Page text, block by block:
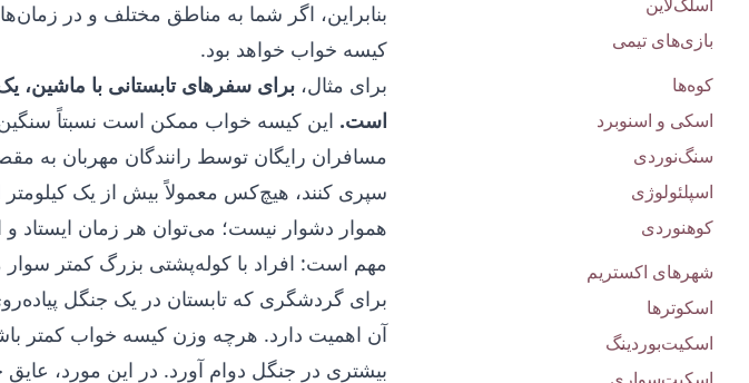
بازی‌های تیمی
کوه‌ها
اسکی و اسنوبرد
سنگ‌نوردی
اسپلئولوژی
کوهنوردی
شهرهای اکستریم
اسکوترها
اسکیت‌بوردینگ
بنابراین، اگر شما به مناطق مختلف و در
کیسه خواب خواهد بود.
برای مثال، برای سفرهای تابستانی با
است. این کیسه خواب ممکن است نسبتاً سنگین
مسافران رایگان توسط رانندگان مهربان
سپری کنند، هیچ‌کس معمولاً بیش از یک کیلومتر
هموار دشوار نیست؛ می‌توان هر زمان ایستاد و
مهم است: افراد با کوله‌پشتی بزرگ کمتر
برای گردشگری که تابستان در یک جنگل
آن اهمیت دارد. هرچه وزن کیسه خواب کمتر
بیشتری در جنگل دوام آورد. در این مورد،